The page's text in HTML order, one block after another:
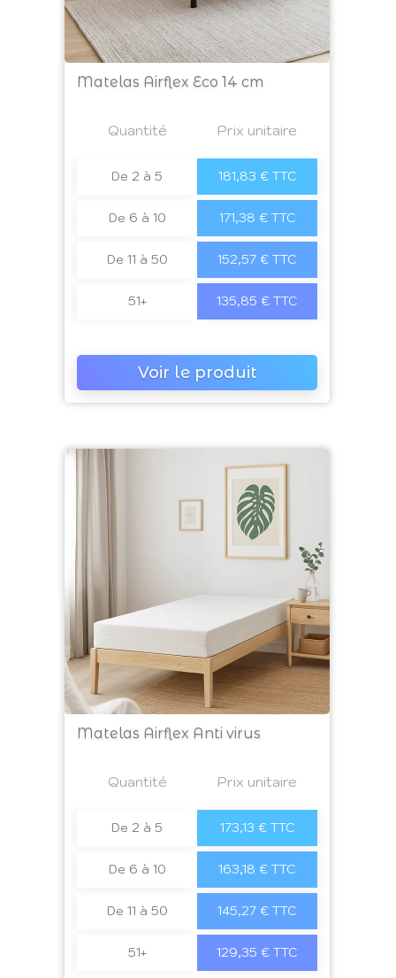
Matelas Airflex Eco 14 cm
Quantité Prix unitaire
De 2 à 5 181,83 € TTC
De 6 à 10 171,38 € TTC
De 11 à 50 152,57 € TTC
51+ 135,85 € TTC
Voir le produit
Matelas Airflex Anti virus
Quantité Prix unitaire
De 2 à 5 173,13 € TTC
De 6 à 10 163,18 € TTC
De 11 à 50 145,27 € TTC
51+ 129,35 € TTC